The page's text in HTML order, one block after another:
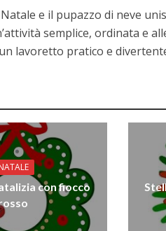
e il pupazzo di neve
semplice, ordinata e
lavoretto pratico e
con fiocco